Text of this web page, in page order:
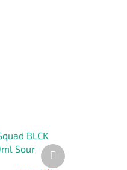
BLCK
Sour
(Třešeň &
Další
produkt